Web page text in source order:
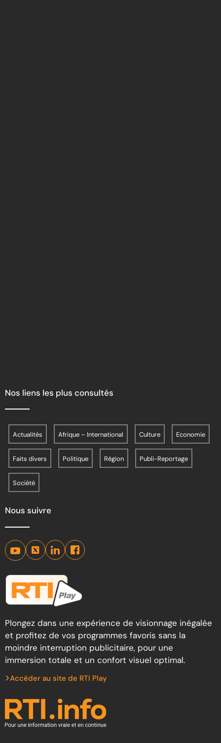
Nos liens les plus consultés
Actualités Afrique – International Culture Economie
Faits divers Politique Région Publi-Reportage
Société
Nous suivre
Plongez dans une expérience de visionnage inégalée
et profitez de vos programmes favoris sans la
moindre interruption publicitaire, pour une
immersion totale et un confort visuel optimal.
Accéder au site de RTI Play